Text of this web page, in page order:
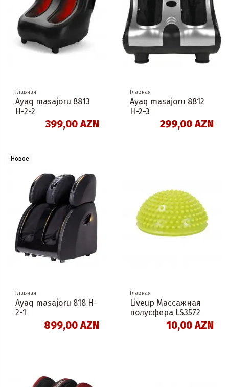
Главная
Ayaq masajoru 8813
H-2-2
399,00 AZN
Главная
Ayaq masajoru 8812
H-2-3
299,00 AZN
Новое
Главная
Ayaq masajoru 818 H-
2-1
899,00 AZN
Главная
Liveup Массажная
полусфера LS3572
10,00 AZN